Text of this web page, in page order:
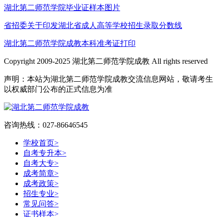
湖北第二师范学院毕业证样本图片
省招委关于印发湖北省成人高等学校招生录取分数线
湖北第二师范学院成教本科准考证打印
Copyright 2009-2025 湖北第二师范学院成教 All rights reserved
声明：本站为湖北第二师范学院成教交流信息网站，敬请考生
以权威部门公布的正式信息为准
咨询热线：027-86646545
学校首页>
自考专升本>
自考大专>
成考简章>
成考政策>
招生专业>
常见问答>
证书样本>